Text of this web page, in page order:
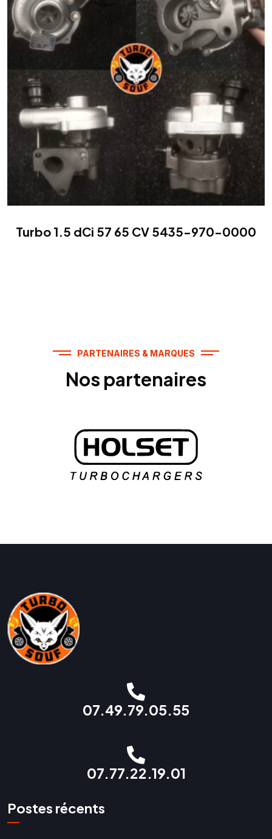
Turbo 1.5 dCi 57 65 CV 5435-970-0000
PARTENAIRES & MARQUES
Nos partenaires
07.49.79.05.55
07.77.22.19.01
Postes récents